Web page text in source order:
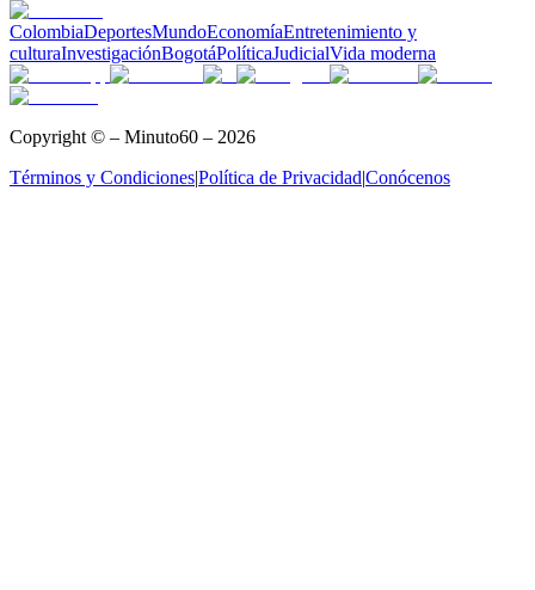
ColombiaDeportesMundoEconomíaEntretenimiento y
culturaInvestigaciónBogotáPolíticaJudicialVida moderna
Copyright © – Minuto60 – 2026
Términos y Condiciones|Política de Privacidad|Conócenos